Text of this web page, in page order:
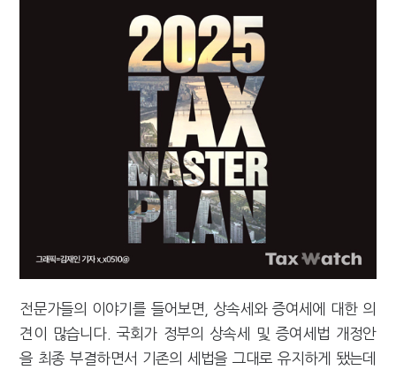
전문가들의 이야기를 들어보면, 상속세와 증여세에 대한 의
견이 많습니다. 국회가 정부의 상속세 및 증여세법 개정안
을 최종 부결하면서 기존의 세법을 그대로 유지하게 됐는데